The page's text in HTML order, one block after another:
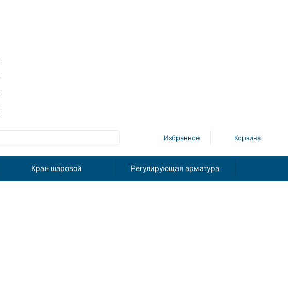
Избранное Корзина
Кран шаровой Регулирующая арматура